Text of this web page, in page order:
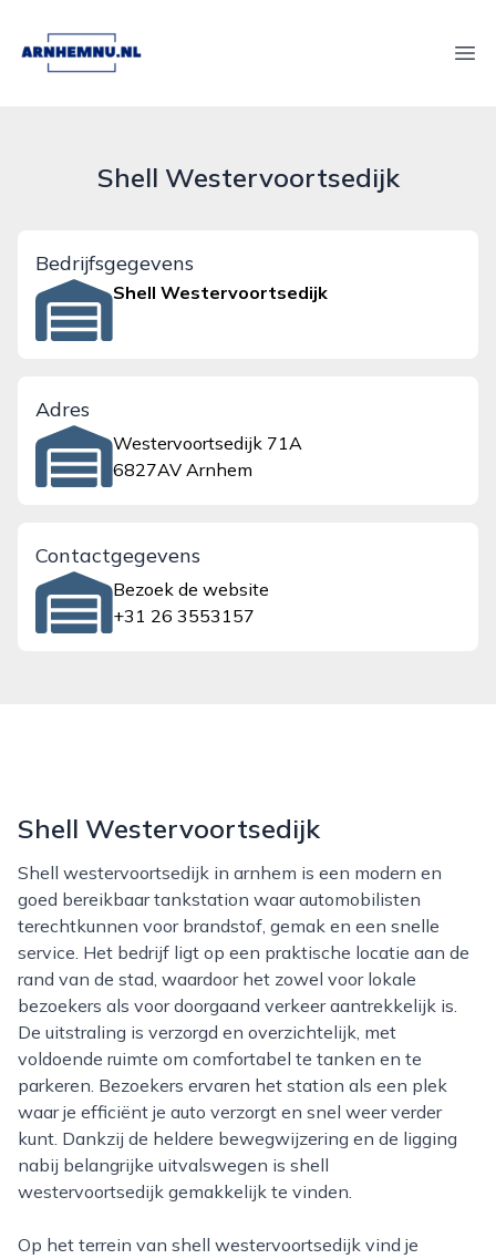
arnhemnu.nl
Shell Westervoortsedijk
Bedrijfsgegevens
Shell Westervoortsedijk
Adres
Westervoortsedijk 71A
6827AV Arnhem
Contactgegevens
Bezoek de website
+31 26 3553157
Shell Westervoortsedijk
Shell westervoortsedijk in arnhem is een modern en
goed bereikbaar tankstation waar automobilisten
terechtkunnen voor brandstof, gemak en een snelle
service. Het bedrijf ligt op een praktische locatie aan de
rand van de stad, waardoor het zowel voor lokale
bezoekers als voor doorgaand verkeer aantrekkelijk is.
De uitstraling is verzorgd en overzichtelijk, met
voldoende ruimte om comfortabel te tanken en te
parkeren. Bezoekers ervaren het station als een plek
waar je efficiënt je auto verzorgt en snel weer verder
kunt. Dankzij de heldere bewegwijzering en de ligging
nabij belangrijke uitvalswegen is shell
westervoortsedijk gemakkelijk te vinden.
Op het terrein van shell westervoortsedijk vind je